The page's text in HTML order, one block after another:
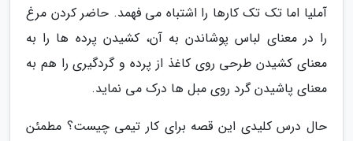
آملیا اما تک تک کارها را اشتباه می فهمد. حاضر کردن مرغ
را در معنای لباس پوشاندن به آن، کشیدن پرده ها را به
معنای کشیدن طرحی روی کاغذ از پرده و گردگیری را هم به
معنای پاشیدن گرد روی مبل ها درک می نماید.
حال درس کلیدی این قصه برای کار تیمی چیست؟ مطمئن